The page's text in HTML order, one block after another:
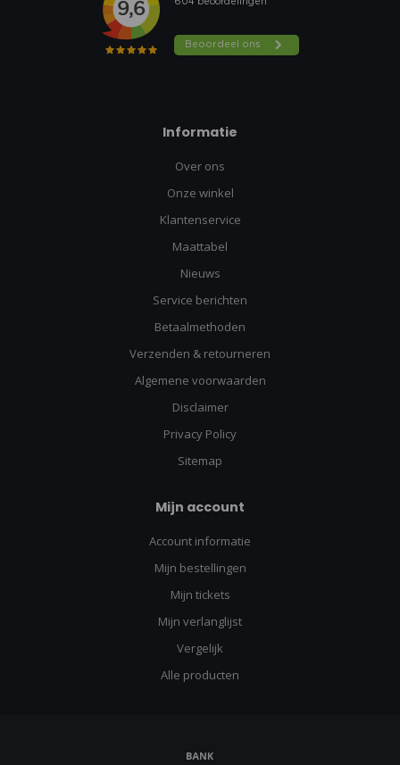
Informatie
Over ons
Onze winkel
Klantenservice
Maattabel
Nieuws
Service berichten
Betaalmethoden
Verzenden & retourneren
Algemene voorwaarden
Disclaimer
Privacy Policy
Sitemap
Mijn account
Account informatie
Mijn bestellingen
Mijn tickets
Mijn verlanglijst
Vergelijk
Alle producten